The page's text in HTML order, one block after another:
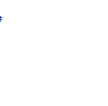
リートはリョウに対して燃え
うとするが、その恋の成就
※をつけます ・エロはなかな
」かもしれません ・ムーン